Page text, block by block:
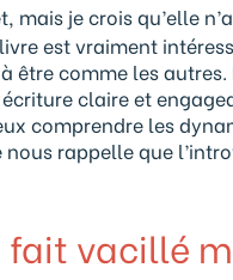
mais je crois qu’elle
est vraiment
être comme les autres.
claire et
comprendre les
rappelle que
vacillé